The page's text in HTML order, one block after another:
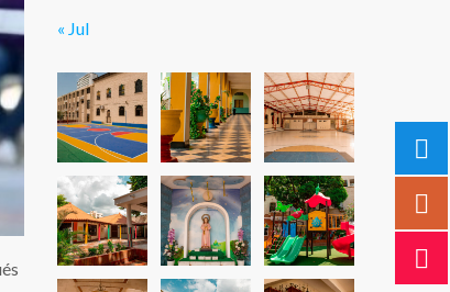
« Jul